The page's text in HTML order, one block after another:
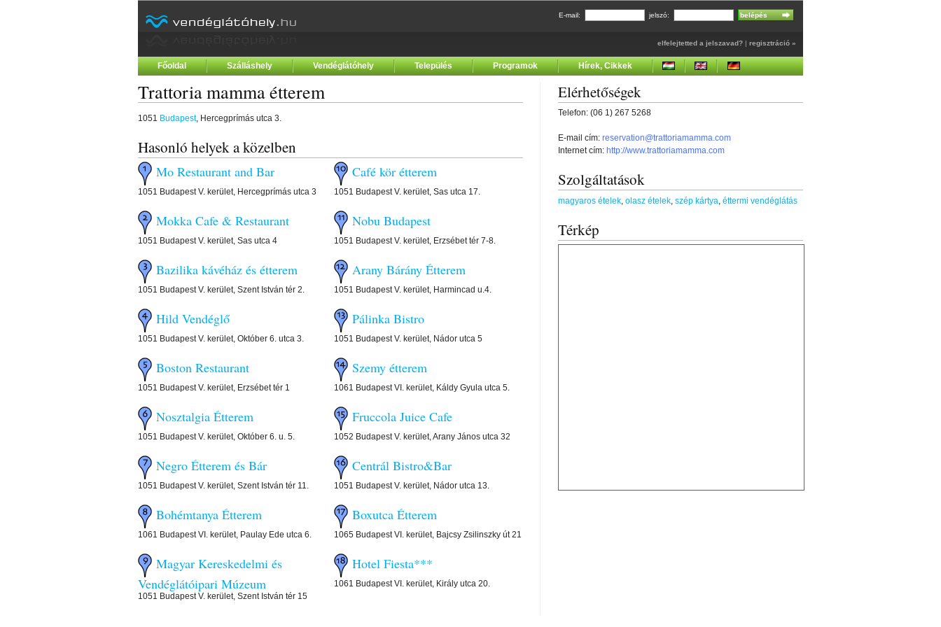
E-mail: jelszó:
elfelejtetted a jelszavad? | regisztráció »
Főoldal Szálláshely Vendéglátóhely Település Programok Hírek, Cikkek
Trattoria mamma étterem
1051 Budapest, Hercegprímás utca 3.
Hasonló helyek a közelben
Mo Restaurant and Bar
1051 Budapest V. kerület, Hercegprímás utca 3
Mokka Cafe & Restaurant
1051 Budapest V. kerület, Sas utca 4
Bazilika kávéház és étterem
1051 Budapest V. kerület, Szent István tér 2.
Hild Vendéglő
1051 Budapest V. kerület, Október 6. utca 3.
Boston Restaurant
1051 Budapest V. kerület, Erzsébet tér 1
Nosztalgia Étterem
1051 Budapest V. kerület, Október 6. u. 5.
Negro Étterem és Bár
1051 Budapest V. kerület, Szent István tér 11.
Bohémtanya Étterem
1061 Budapest VI. kerület, Paulay Ede utca 6.
Magyar Kereskedelmi és
Vendéglátóipari Múzeum
1051 Budapest V. kerület, Szent István tér 15
Café kör étterem
1051 Budapest V. kerület, Sas utca 17.
Nobu Budapest
1051 Budapest V. kerület, Erzsébet tér 7-8.
Arany Bárány Étterem
1051 Budapest V. kerület, Harmincad u.4.
Pálinka Bistro
1051 Budapest V. kerület, Nádor utca 5
Szemy étterem
1061 Budapest VI. kerület, Káldy Gyula utca 5.
Fruccola Juice Cafe
1052 Budapest V. kerület, Arany János utca 32
Centrál Bistro&Bar
1051 Budapest V. kerület, Nádor utca 13.
Boxutca Étterem
1065 Budapest VI. kerület, Bajcsy Zsilinszky út 21
Hotel Fiesta***
1061 Budapest VI. kerület, Király utca 20.
Elérhetőségek
Telefon: (06 1) 267 5268
E-mail cím: reservation@trattoriamamma.com
Internet cím: http://www.trattoriamamma.com
Szolgáltatások
magyaros ételek olasz ételek szép kártya éttermi vendéglátás
Térkép